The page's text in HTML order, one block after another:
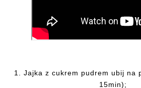
1. Jajka z cukrem pudrem ubij na
15min);